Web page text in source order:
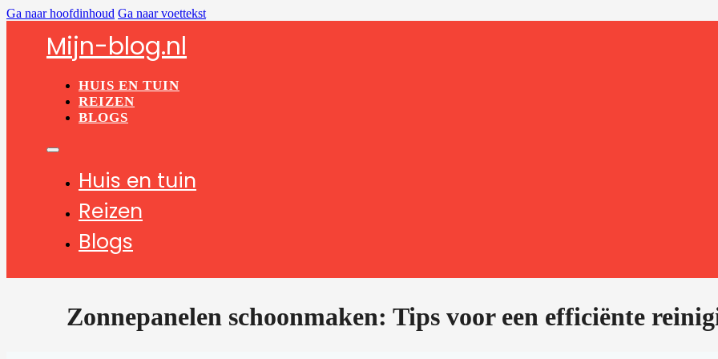
Ga naar hoofdinhoud Ga naar voettekst
Mijn-blog.nl
HUIS EN TUIN
REIZEN
BLOGS
Huis en tuin
Reizen
Blogs
Zonnepanelen schoonmaken: Tips voor een efficiënte